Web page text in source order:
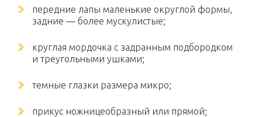
передние лапы маленькие округлой формы,
задние — более мускулистые;
круглая мордочка с задранным подбородком
и треугольными ушками;
темные глазки размера микро;
прикус ножницеобразный или прямой;